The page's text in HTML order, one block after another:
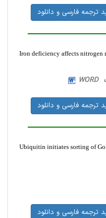
ترجمه فارسی و دانلود
Iron deficiency affects nitrogen
ترجمه فارسی و دانلود
Ubiquitin initiates sorting of
ترجمه فارسی و دانلود